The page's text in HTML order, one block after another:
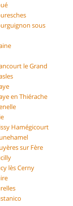
sous
le Grand
en Thiérache
Hamégicourt
sur Fère
lès Cerny